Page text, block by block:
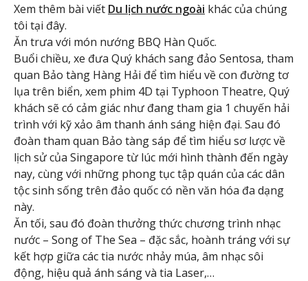
Xem thêm bài viết Du lịch nước ngoài khác của chúng
tôi tại đây.
Ăn trưa với món nướng BBQ Hàn Quốc.
Buổi chiều, xe đưa Quý khách sang đảo Sentosa, tham
quan Bảo tàng Hàng Hải để tìm hiểu về con đường tơ
lụa trên biển, xem phim 4D tại Typhoon Theatre, Quý
khách sẽ có cảm giác như đang tham gia 1 chuyến hải
trình với kỹ xảo âm thanh ánh sáng hiện đại. Sau đó
đoàn tham quan Bảo tàng sáp để tìm hiểu sơ lược về
lịch sử của Singapore từ lúc mới hình thành đến ngày
nay, cùng với những phong tục tập quán của các dân
tộc sinh sống trên đảo quốc có nền văn hóa đa dạng
này.
Ăn tối, sau đó đoàn thưởng thức chương trình nhạc
nước – Song of The Sea – đặc sắc, hoành tráng với sự
kết hợp giữa các tia nước nhảy múa, âm nhạc sôi
động, hiệu quả ánh sáng và tia Laser,…